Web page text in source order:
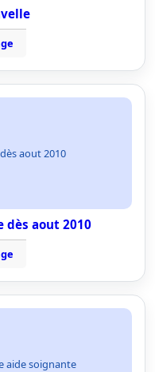
aout 2010
dès aout 2010
aide soignante